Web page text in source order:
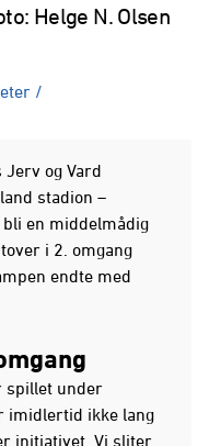
Helge N. Olsen
/
Jerv og Vard
stadion –
en middelmådig
i 2. omgang
endte med
spillet under
imidlertid ikke lang
initiativet. Vi sliter